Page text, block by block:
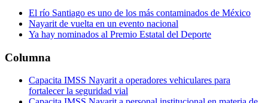
El río Santiago es uno de los más contaminados de México
Nayarit de vuelta en un evento nacional
Ya hay nominados al Premio Estatal del Deporte
Columna
Capacita IMSS Nayarit a operadores vehiculares para
fortalecer la seguridad vial